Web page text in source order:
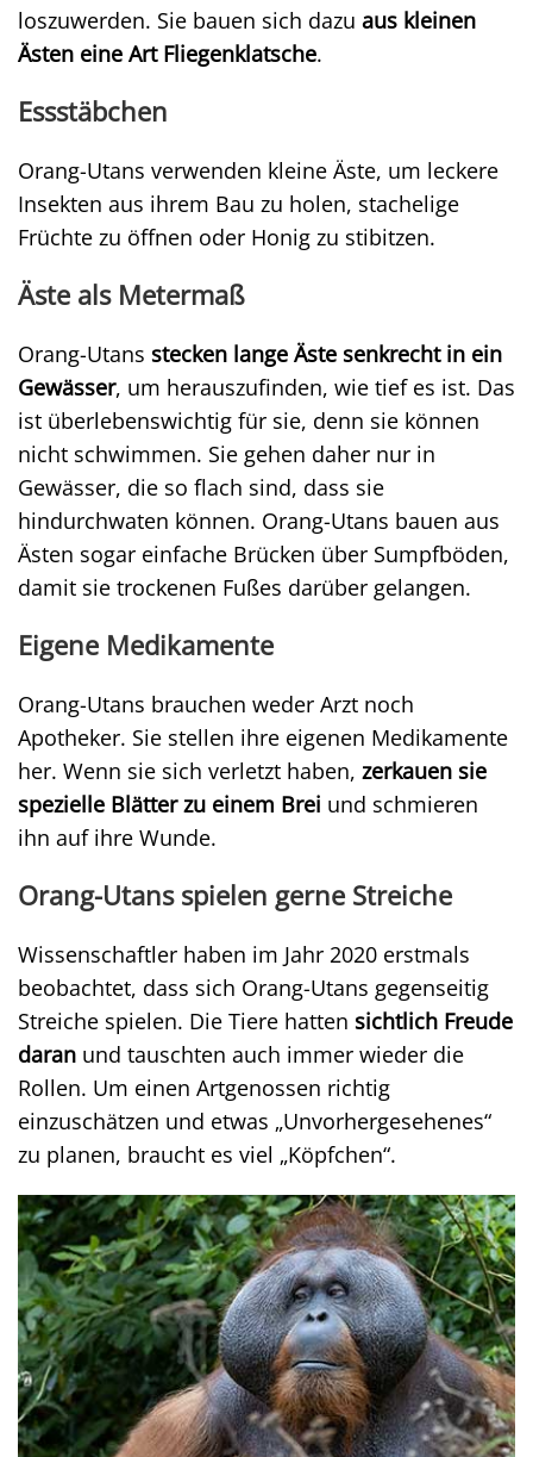
loszuwerden. Sie bauen sich dazu aus kleinen
Ästen eine Art Fliegenklatsche.
Essstäbchen
Orang-Utans verwenden kleine Äste, um leckere
Insekten aus ihrem Bau zu holen, stachelige
Früchte zu öffnen oder Honig zu stibitzen.
Äste als Metermaß
Orang-Utans stecken lange Äste senkrecht in ein
Gewässer, um herauszufinden, wie tief es ist. Das
ist überlebenswichtig für sie, denn sie können
nicht schwimmen. Sie gehen daher nur in
Gewässer, die so flach sind, dass sie
hindurchwaten können. Orang-Utans bauen aus
Ästen sogar einfache Brücken über Sumpfböden,
damit sie trockenen Fußes darüber gelangen.
Eigene Medikamente
Orang-Utans brauchen weder Arzt noch
Apotheker. Sie stellen ihre eigenen Medikamente
her. Wenn sie sich verletzt haben, zerkauen sie
spezielle Blätter zu einem Brei und schmieren
ihn auf ihre Wunde.
Orang-Utans spielen gerne Streiche
Wissenschaftler haben im Jahr 2020 erstmals
beobachtet, dass sich Orang-Utans gegenseitig
Streiche spielen. Die Tiere hatten sichtlich Freude
daran und tauschten auch immer wieder die
Rollen. Um einen Artgenossen richtig
einzuschätzen und etwas „Unvorhergesehenes“
zu planen, braucht es viel „Köpfchen“.